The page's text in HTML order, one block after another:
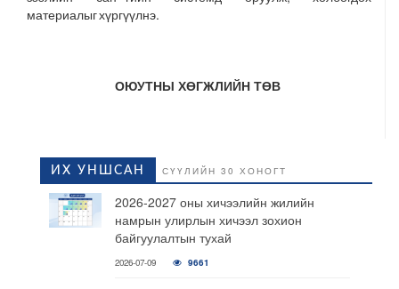
материалыг хүргүүлнэ.
ОЮУТНЫ ХӨГЖЛИЙН ТӨВ
ИХ УНШСАН СҮҮЛИЙН 30 ХОНОГТ
2026-2027 оны хичээлийн жилийн
намрын улирлын хичээл зохион
байгуулалтын тухай
2026-07-09 9661